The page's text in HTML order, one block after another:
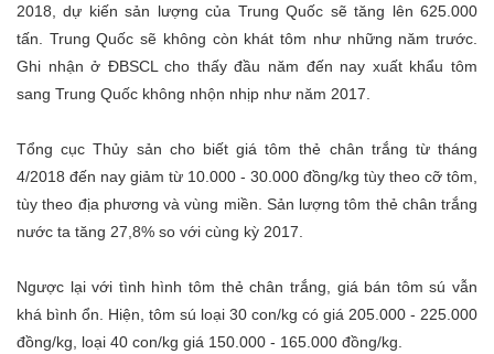
2018, dự kiến sản lượng của Trung Quốc sẽ tăng lên 625.000
tấn. Trung Quốc sẽ không còn khát tôm như những năm trước.
Ghi nhận ở ĐBSCL cho thấy đầu năm đến nay xuất khẩu tôm
sang Trung Quốc không nhộn nhịp như năm 2017.
Tổng cục Thủy sản cho biết giá tôm thẻ chân trắng từ tháng
4/2018 đến nay giảm từ 10.000 - 30.000 đồng/kg tùy theo cỡ tôm,
tùy theo địa phương và vùng miền. Sản lượng tôm thẻ chân trắng
nước ta tăng 27,8% so với cùng kỳ 2017.
Ngược lại với tình hình tôm thẻ chân trắng, giá bán tôm sú vẫn
khá bình ổn. Hiện, tôm sú loại 30 con/kg có giá 205.000 - 225.000
đồng/kg, loại 40 con/kg giá 150.000 - 165.000 đồng/kg.